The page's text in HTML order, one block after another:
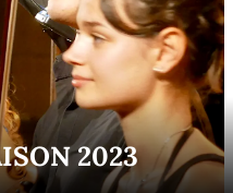
2023